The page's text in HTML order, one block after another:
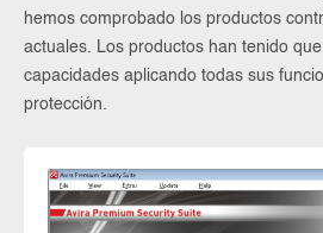
hemos comprobado los productos
actuales. Los productos han tenido
capacidades aplicando todas sus
protección.